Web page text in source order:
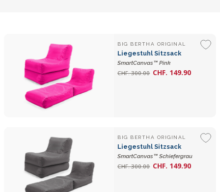
BIG BERTHA ORIGINAL
Liegestuhl Sitzsack
SmartCanvas™ Pink
CHF. 300.00 CHF. 149.90
BIG BERTHA ORIGINAL
Liegestuhl Sitzsack
SmartCanvas™ Schiefergrau
CHF. 300.00 CHF. 149.90